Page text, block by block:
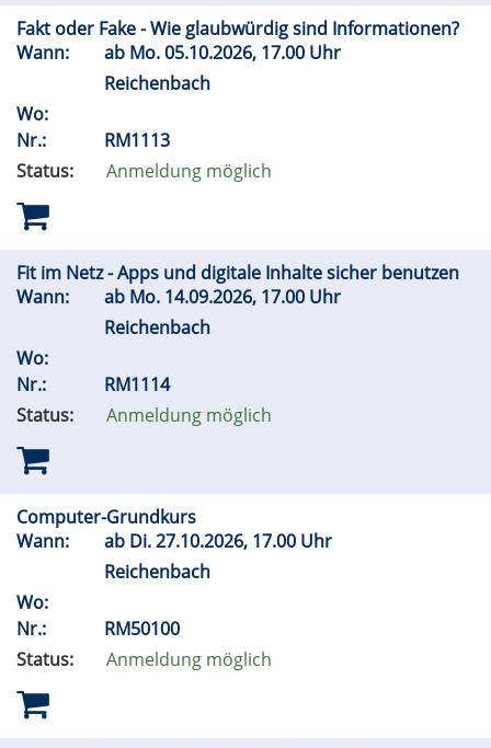
Fakt oder Fake - Wie glaubwürdig sind Informationen?
Wann:
ab Mo.05.10.2026, 17.00 Uhr
Reichenbach
Wo:
Nr.:
RM1113
Status:
Anmeldung möglich
Fit im Netz - Apps und digitale Inhalte sicher benutzen
Wann:
ab Mo. 14.09.2026, 17.00 Uhr
Reichenbach
Wo:
Nr.:
RM1114
Status:
Anmeldung möglich
Computer-Grundkurs
Wann:
ab Di.27.10.2026, 17.00 Uhr
Reichenbach
Wo:
Nr.:
RM50100
Status:
Anmeldung möglich